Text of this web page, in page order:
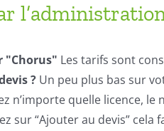
"Chorus" Les tarifs sont
? Un peu plus bas sur
n’importe quelle licence,
sur “Ajouter au devis”